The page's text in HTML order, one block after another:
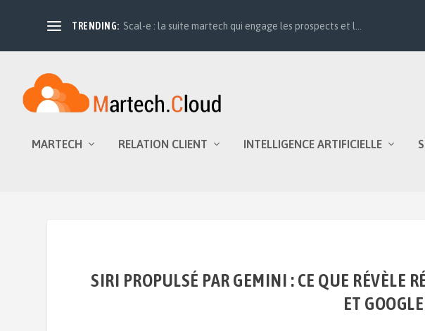
TRENDING: Scal-e : la suite martech qui engage les prospects et l...
MARTECH RELATION CLIENT INTELLIGENCE ARTIFICIELLE
SIRI PROPULSÉ PAR GEMINI : CE QUE RÉVÈLE
ET GOOGLE